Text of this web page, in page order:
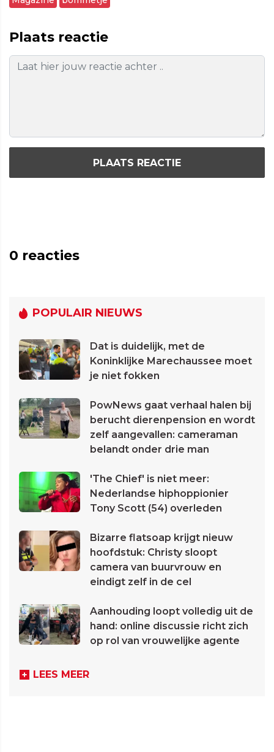
Plaats reactie
PLAATS REACTIE
0 reacties
POPULAIR NIEUWS
Dat is duidelijk, met de
Koninklijke Marechaussee moet
je niet fokken
PowNews gaat verhaal halen bij
berucht dierenpension en wordt
zelf aangevallen: cameraman
belandt onder drie man
'The Chief' is niet meer:
Nederlandse hiphoppionier
Tony Scott (54) overleden
Bizarre flatsoap krijgt nieuw
hoofdstuk: Christy sloopt
camera van buurvrouw en
eindigt zelf in de cel
Aanhouding loopt volledig uit de
hand: online discussie richt zich
op rol van vrouwelijke agente
LEES MEER